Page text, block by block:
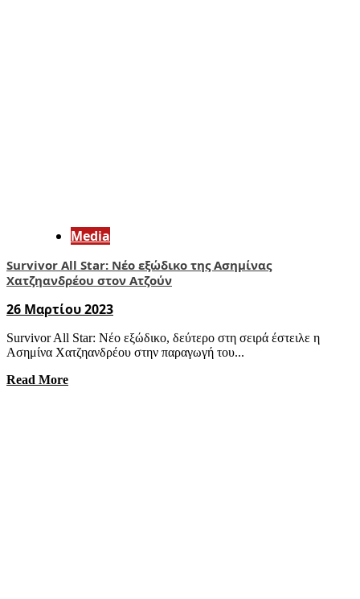
Media
Survivor All Star: Νέο εξώδικο της Ασημίνας
Χατζηανδρέου στον Ατζούν
26 Μαρτίου 2023
Survivor All Star: Νέο εξώδικο, δεύτερο στη σειρά έστειλε η
Ασημίνα Χατζηανδρέου στην παραγωγή του...
Read More